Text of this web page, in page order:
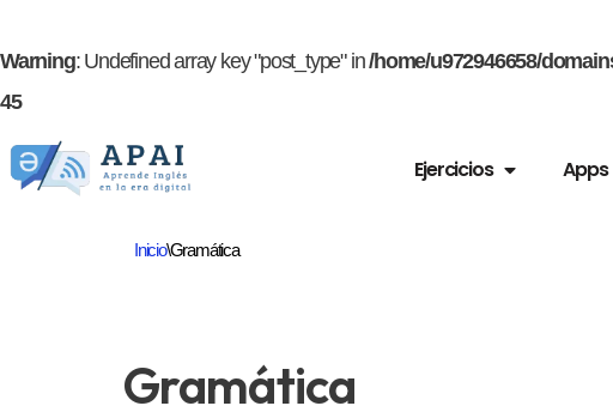
Warning: Undefined array key "post_type" in/home/u972946658/
45
Saltar
Ejercicios Apps
Inicio\Gramática
Gramática